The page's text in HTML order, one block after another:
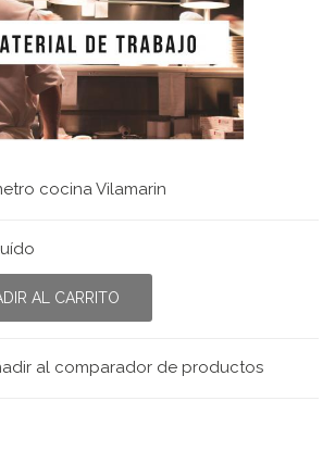
cocina Vilamarin
AL CARRITO
al comparador de productos